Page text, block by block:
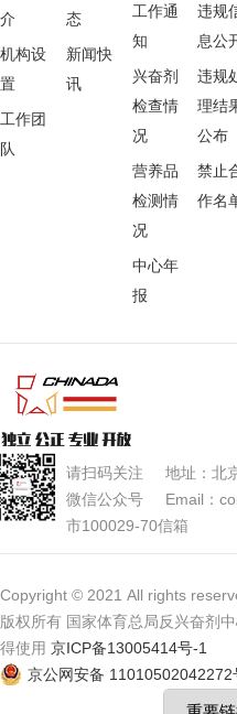
介
机构设
置
工作团
队
态
新闻快
讯
工作通
知
兴奋剂
检查情
况
营养品
检测情
况
中心年
报
违规
息公
违规
理结
公布
禁止
作名
请扫码关注 地址：北
微信公众号 Email：
市100029-70信箱
Copyright © 2021 All rights
版权所有 国家体育总局反兴奋剂
得使用 京ICP备13005414号-1
京公网安备 11010502042272